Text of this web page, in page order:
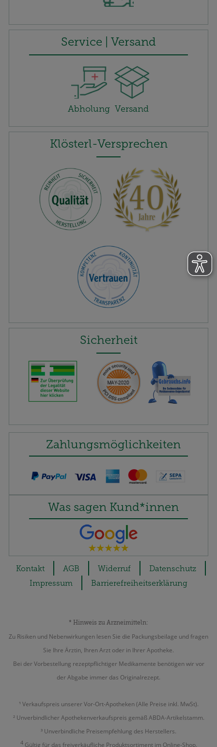
Service | Versand
Abholung Versand
Klösterl-Versprechen
Sicherheit
Zahlungsmöglichkeiten
Was sagen Kund*innen
Kontakt AGB Widerruf
Datenschutz
Impressum
Barrierefreiheitserklärung
* Hinweis zu Arzneimitteln:
Zu Risiken und Nebenwirkungen lesen Sie die Packungsbeilage und fragen
Sie Ihre Ärztin, Ihren Arzt oder in Ihrer Apotheke.
Bei der Vorbestellung rezeptpflichtiger Medikamente benötigen wir vor
der Abgabe immer das Originalrezept.
¹ Verkaufspreis unserer Vor-Ort-Apotheken (Alle Preise inkl. MwSt).
² Unverbindlicher Apothekenverkaufspreis gemäß ABDA-Artikelstamm.
³ Unverbindliche Preisempfehlung des Herstellers.
4 Gültig für das freiverkäufliche Produktsortiment im Online-Shop.